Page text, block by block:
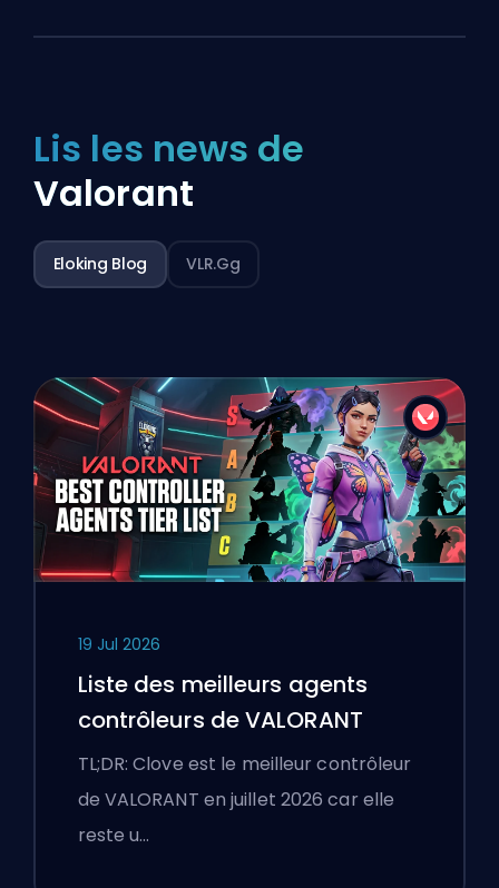
Lis les news de
Valorant
Eloking Blog VLR.gg
19 Jul 2026
Liste des meilleurs agents
contrôleurs de VALORANT
TL;DR: Clove est le meilleur contrôleur
de VALORANT en juillet 2026 car elle
reste u…